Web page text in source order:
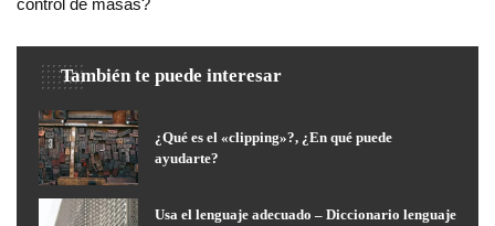
control de masas?
También te puede interesar
¿Qué es el «clipping»?, ¿En qué puede
ayudarte?
Usa el lenguaje adecuado – Diccionario lenguaje